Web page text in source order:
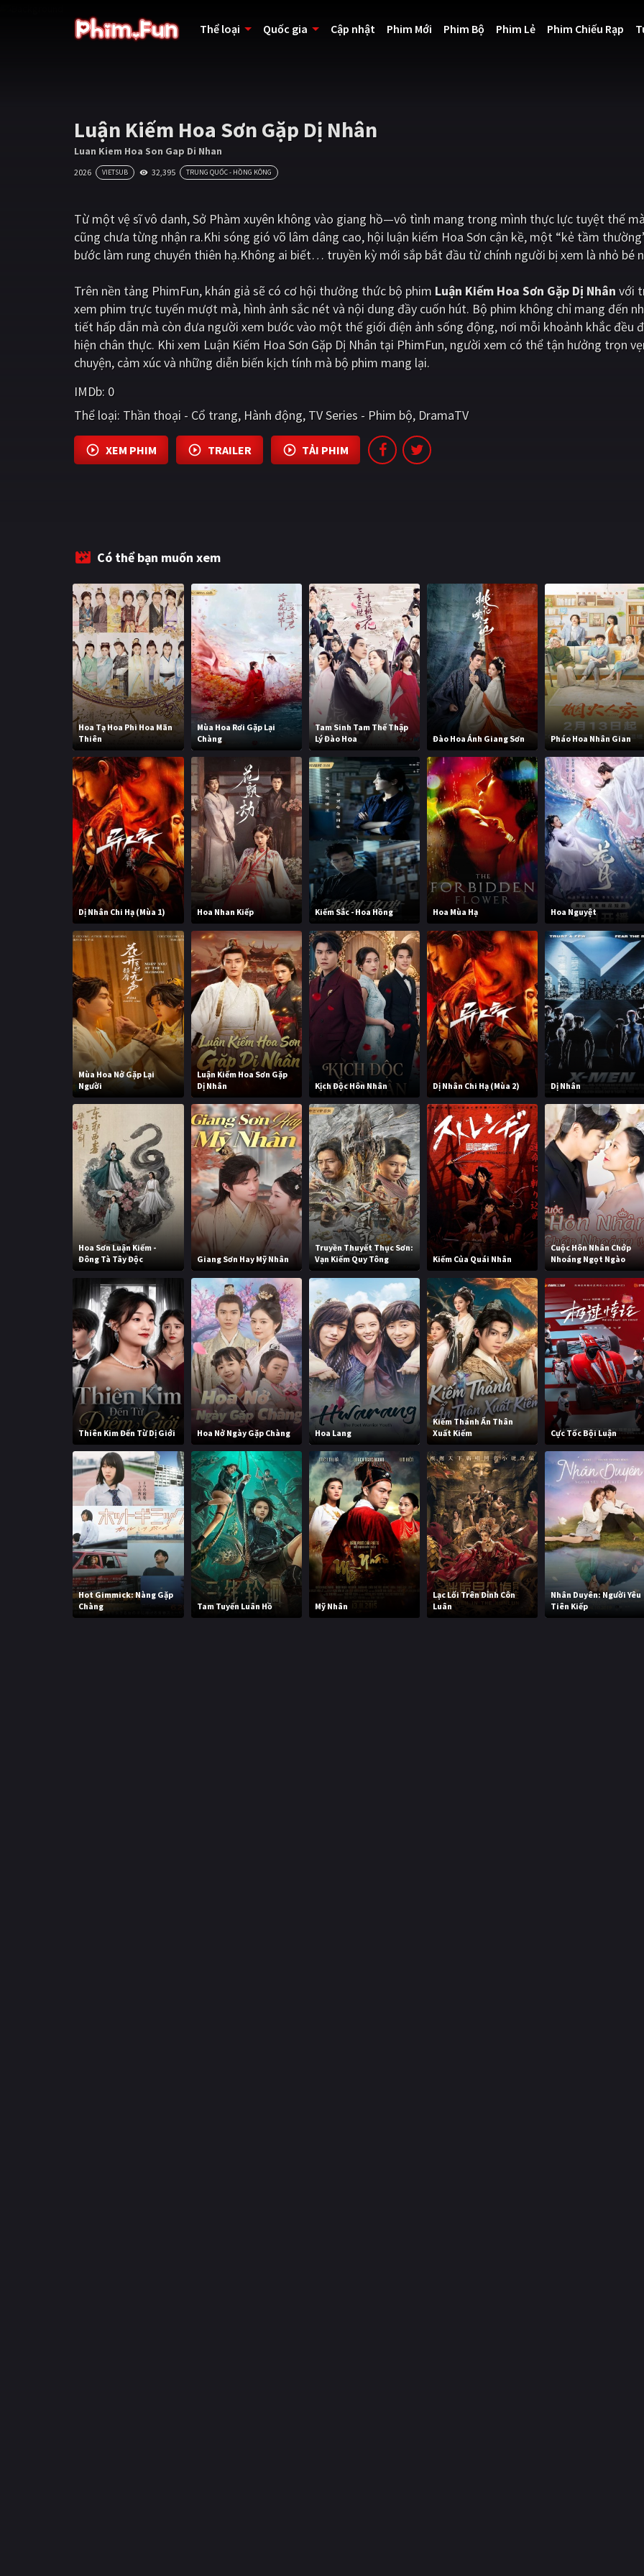
Thể loại Quốc gia Cập nhật Phim Mới Phim Bộ Phim Lẻ Phim Chiếu Rạp
Luận Kiếm Hoa Sơn Gặp Dị Nhân
Luan Kiem Hoa Son Gap Di Nhan
2026 VIETSUB 32,395 TRUNG QUỐC - HỒNG KÔNG
Từ một vệ sĩ vô danh, Sở Phàm xuyên không vào giang hồ—vô tình mang trong mình thực lực tuyệt thế
cũng chưa từng nhận ra.Khi sóng gió võ lâm dâng cao, hội luận kiếm Hoa Sơn cận kề, một “kẻ tầm
bước làm rung chuyển thiên hạ.Không ai biết… truyền kỳ mới sắp bắt đầu từ chính người bị xem là nhỏ bé
Trên nền tảng PhimFun, khán giả sẽ có cơ hội thưởng thức bộ phim Luận Kiếm Hoa Sơn Gặp Dị Nhânvới
xem phim trực tuyến mượt mà, hình ảnh sắc nét và nội dung đầy cuốn hút. Bộ phim không chỉ mang đến
tiết hấp dẫn mà còn đưa người xem bước vào một thế giới điện ảnh sống động, nơi mỗi khoảnh khắc đều
hiện chân thực. Khi xem Luận Kiếm Hoa Sơn Gặp Dị Nhân tại PhimFun, người xem có thể tận hưởng trọn
chuyện, cảm xúc và những diễn biến kịch tính mà bộ phim mang lại.
IMDb: 0
Thể loại: Thần thoại - Cổ trang Hành động TV Series - Phim bộ DramaTV
XEM PHIM TRAILER TẢI PHIM
Có thể bạn muốn xem
Hoa Tạ Hoa Phi Hoa Mãn
Thiên
Mùa Hoa Rơi Gặp Lại
Chàng
Tam Sinh Tam Thế Thập
Lý Đào Hoa
Đào Hoa Ánh Giang Sơn Pháo Hoa Nhân Gian
Dị Nhân Chi Hạ (Mùa 1) Hoa Nhan Kiếp Kiếm Sắc - Hoa Hồng Hoa Mùa Hạ Hoa Nguyệt
Mùa Hoa Nở Gặp Lại
Người
Luận Kiếm Hoa Sơn Gặp
Dị Nhân
Kịch Độc Hôn Nhân Dị Nhân Chi Hạ (Mùa 2) Dị Nhân
Hoa Sơn Luận Kiếm -
Đông Tà Tây Độc
Giang Sơn Hay Mỹ Nhân
Truyền Thuyết Thục Sơn:
Vạn Kiếm Quy Tông
Kiếm Của Quái Nhân
Cuộc Hôn Nhân Chớp
Nhoáng Ngọt Ngào
Thiên Kim Đến Từ Dị Giới Hoa Nở Ngày Gặp Chàng Hoa Lang
Kiếm Thánh Ẩn Thân
Xuất Kiếm
Cực Tốc Bội Luận
Hot Gimmick: Nàng Gặp
Chàng
Tam Tuyến Luân Hồ Mỹ Nhân
Lạc Lối Trên Đỉnh Côn
Luân
Nhân Duyên: Người Yêu
Tiên Kiếp